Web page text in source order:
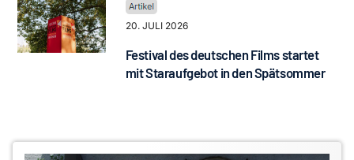
20. JULI 2026
Festival des deutschen Films startet
mit Staraufgebot in den Spätsommer